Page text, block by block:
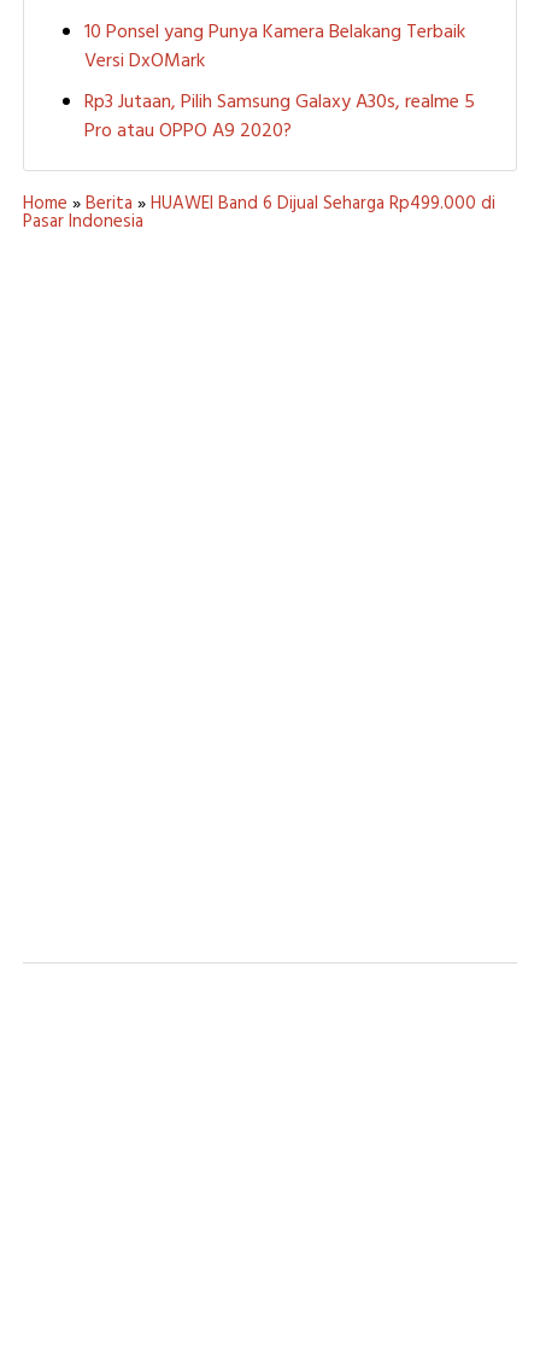
10 Ponsel yang Punya Kamera Belakang Terbaik
Versi DxOMark
Rp3 Jutaan, Pilih Samsung Galaxy A30s, realme 5
Pro atau OPPO A9 2020?
Home »Berita »HUAWEI Band 6 Dijual Seharga Rp499.000 di
Pasar Indonesia